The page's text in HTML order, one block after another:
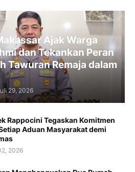
Ajak Warga
dan Tekankan Peran
Tawuran Remaja dalam
29, 2026
Rappocini Tegaskan Komitmen
Aduan Masyarakat demi
2026